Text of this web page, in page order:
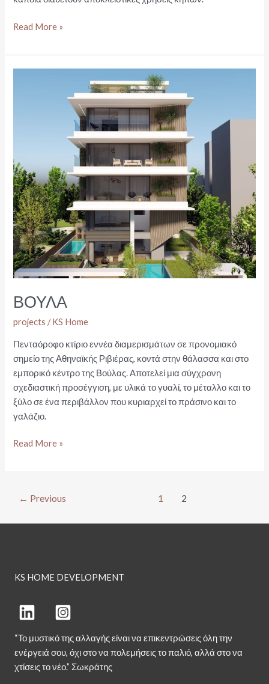
ΑΝΑΤΟΛΙΚΗ
Read More »
ΒΟΥΛΑ
projects /KS Home
Πενταόροφο κτίριο εννέα διαμερισμάτων σε προνομιακό
σημείο της Αθηναϊκής Ριβιέρας, κοντά στην θάλασσα και στο
εμπορικό κέντρο της Βούλας. Αποτελεί μια σύγχρονη
σχεδιαστική προσέγγιση, με υλικά το γυαλί, το μέταλλο και το
ξύλο σε ένα περιβάλλον που κυριαρχεί το πράσινο και το
γαλάζιο.
ΒΟΥΛΑ
Read More »
← Previous 1 2
KS HOME DEVELOPMENT
“Το μυστικό της αλλαγής είναι να επικεντρώσεις όλη την
ενέργειά σου, όχι στο να πολεμήσεις το παλιό, αλλά στο να
χτίσεις το νέο.” Σωκράτης